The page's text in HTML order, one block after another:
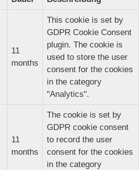
11
months
This cookie is set by
GDPR Cookie Consent
plugin. The cookie is
used to store the user
consent for the cookies
in the category
"Analytics".
11
months
The cookie is set by
GDPR cookie consent
to record the user
consent for the cookies
in the category